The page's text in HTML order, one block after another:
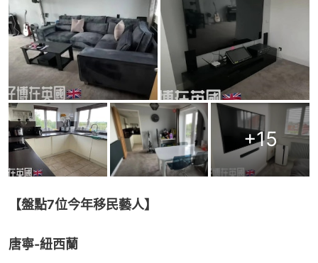
+15
【盤點7位今年移民藝人】
唐寧-紐西蘭